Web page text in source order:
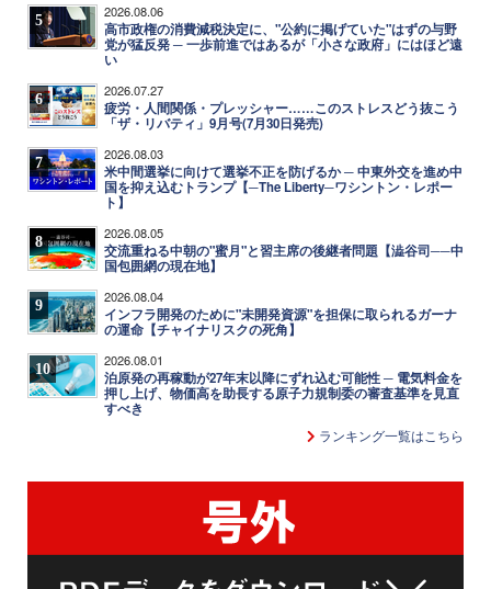
5 2026.08.06
高市政権の消費減税決定に、"公約に掲げていた"はずの与野
党が猛反発 ─ 一歩前進ではあるが「小さな政府」にはほど遠
い
6 2026.07.27
疲労・人間関係・プレッシャー……このストレスどう抜こう
「ザ・リバティ」9月号(7月30日発売)
7 2026.08.03
米中間選挙に向けて選挙不正を防げるか ─ 中東外交を進め中
国を抑え込むトランプ【─The Liberty─ワシントン・レポー
ト】
8 2026.08.05
交流重ねる中朝の"蜜月"と習主席の後継者問題【澁谷司──中
国包囲網の現在地】
9 2026.08.04
インフラ開発のために"未開発資源"を担保に取られるガーナ
の運命【チャイナリスクの死角】
10 2026.08.01
泊原発の再稼動が27年末以降にずれ込む可能性 ─ 電気料金を
押し上げ、物価高を助長する原子力規制委の審査基準を見直
すべき
ランキング一覧はこちら